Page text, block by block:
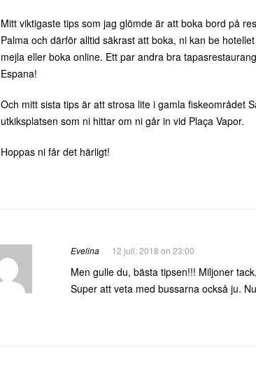
Mitt viktigaste tips som jag glömde är att boka bord på
Palma och därför alltid säkrast att boka, ni kan be
mejla eller boka online. Ett par andra bra
Espana!
Och mitt sista tips är att strosa lite i gamla fiskeområdet
utkiksplatsen som ni hittar om ni går in vid Plaça Vapor.
Hoppas ni får det härligt!
Evelina 12 juli, 2018 on 23:00
Men gulle du, bästa tipsen!!! Miljoner
Super att veta med bussarna också ju.